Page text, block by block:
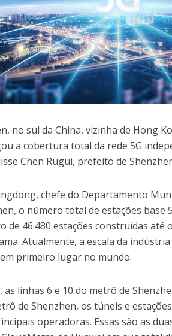
no sul da China, vizinha de Hong
a cobertura total da rede 5G
Chen Rugui, prefeito de
chefe do Departamento
o número total de estações base
de 46.480 estações construídas até
Atualmente, a escala da indústria
primeiro lugar no mundo.
as linhas 6 e 10 do metrô de
de Shenzhen, os túneis e
operadoras. Essas são as